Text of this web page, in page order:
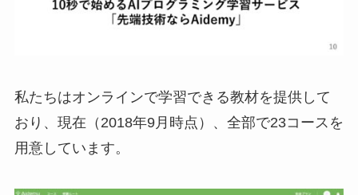
私たちはオンラインで学習できる教材を提供して
おり、現在（2018年9月時点）、全部で23コースを
用意しています。